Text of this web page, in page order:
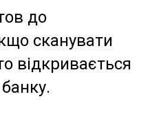
до
сканувати
відкривається